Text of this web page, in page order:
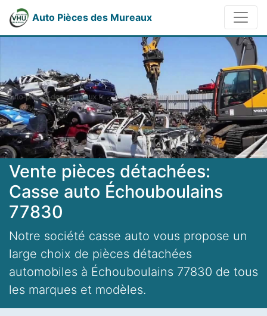
Auto Pièces des Mureaux
Vente pièces détachées:
Casse auto Échouboulains
77830
Notre société casse auto vous propose un
large choix de pièces détachées
automobiles à Échouboulains 77830 de tous
les marques et modèles.